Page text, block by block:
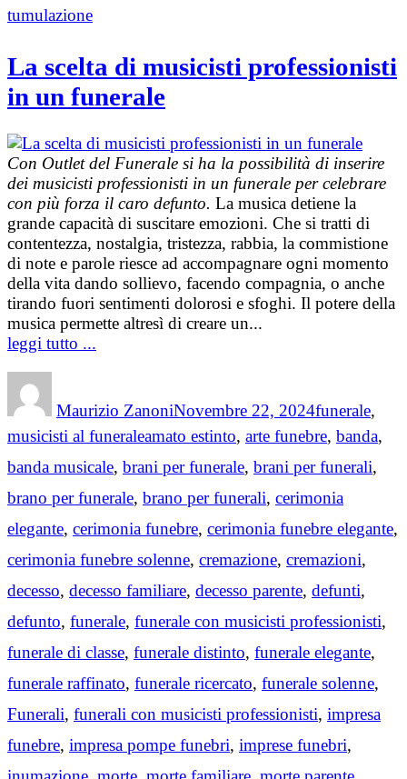
tumulazione
La scelta di musicisti professionisti
in un funerale
Con Outlet del Funerale si ha la possibilità di inserire
dei musicisti professionisti in un funerale per celebrare
con più forza il caro defunto. La musica detiene la
grande capacità di suscitare emozioni. Che si tratti di
contentezza, nostalgia, tristezza, rabbia, la commistione
di note e parole riesce ad accompagnare ogni momento
della vita dando sollievo, facendo compagnia, o anche
tirando fuori sentimenti dolorosi e sfoghi. Il potere della
musica permette altresì di creare un...
leggi tutto ...
Maurizio Zanoni
on
Novembre 22, 2024funerale,
musicisti al funeraleTags
amato estinto, arte funebre, banda,
banda musicale, brani per funerale, brani per funerali,
brano per funerale, brano per funerali, cerimonia
elegante, cerimonia funebre, cerimonia funebre elegante,
cerimonia funebre solenne, cremazione, cremazioni,
decesso, decesso familiare, decesso parente, defunti,
defunto, funerale, funerale con musicisti professionisti,
funerale di classe, funerale distinto, funerale elegante,
funerale raffinato, funerale ricercato, funerale solenne,
Funerali, funerali con musicisti professionisti, impresa
funebre, impresa pompe funebri, imprese funebri,